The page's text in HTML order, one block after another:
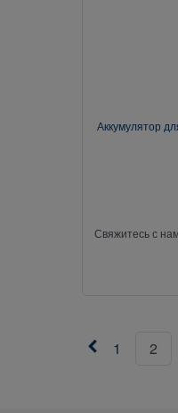
Аккумулятор
Свяжитесь с
1 2